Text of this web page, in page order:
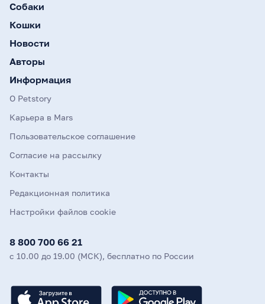
Собаки
Кошки
Новости
Авторы
Информация
О Petstory
Карьера в Mars
Пользовательское соглашение
Согласие на рассылку
Контакты
Редакционная политика
Настройки файлов cookie
8 800 700 66 21
с 10.00 до 19.00 (МСК), бесплатно по России